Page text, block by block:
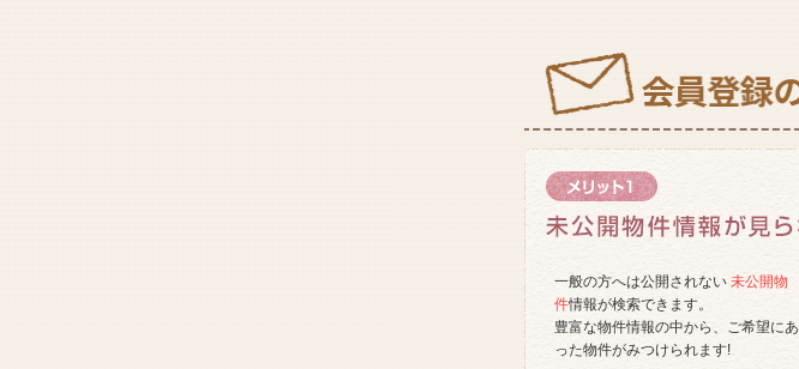
一般の方へは公開されない 未公開物
件情報が検索できます。
豊富な物件情報の中から、ご希望にあ
った物件がみつけられます!